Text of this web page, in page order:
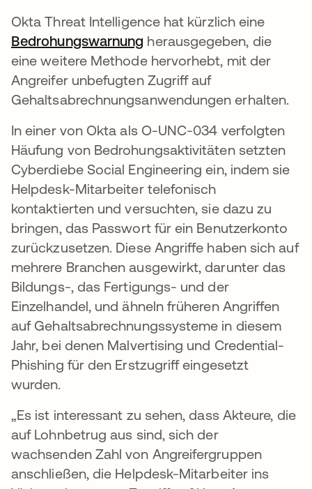
Okta Threat Intelligence hat kürzlich eine
Bedrohungswarnung herausgegeben, die
eine weitere Methode hervorhebt, mit der
Angreifer unbefugten Zugriff auf
Gehaltsabrechnungsanwendungen erhalten.
In einer von Okta als O-UNC-034 verfolgten
Häufung von Bedrohungsaktivitäten setzten
Cyberdiebe Social Engineering ein, indem sie
Helpdesk-Mitarbeiter telefonisch
kontaktierten und versuchten, sie dazu zu
bringen, das Passwort für ein Benutzerkonto
zurückzusetzen. Diese Angriffe haben sich auf
mehrere Branchen ausgewirkt, darunter das
Bildungs-, das Fertigungs- und der
Einzelhandel, und ähneln früheren Angriffen
auf Gehaltsabrechnungssysteme in diesem
Jahr, bei denen Malvertising und Credential-
Phishing für den Erstzugriff eingesetzt
wurden.
„Es ist interessant zu sehen, dass Akteure, die
auf Lohnbetrug aus sind, sich der
wachsenden Zahl von Angreifergruppen
anschließen, die Helpdesk-Mitarbeiter ins